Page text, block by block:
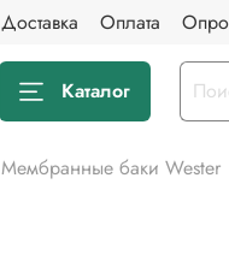
Доставка Оплата
Каталог
Мембранные баки Wester